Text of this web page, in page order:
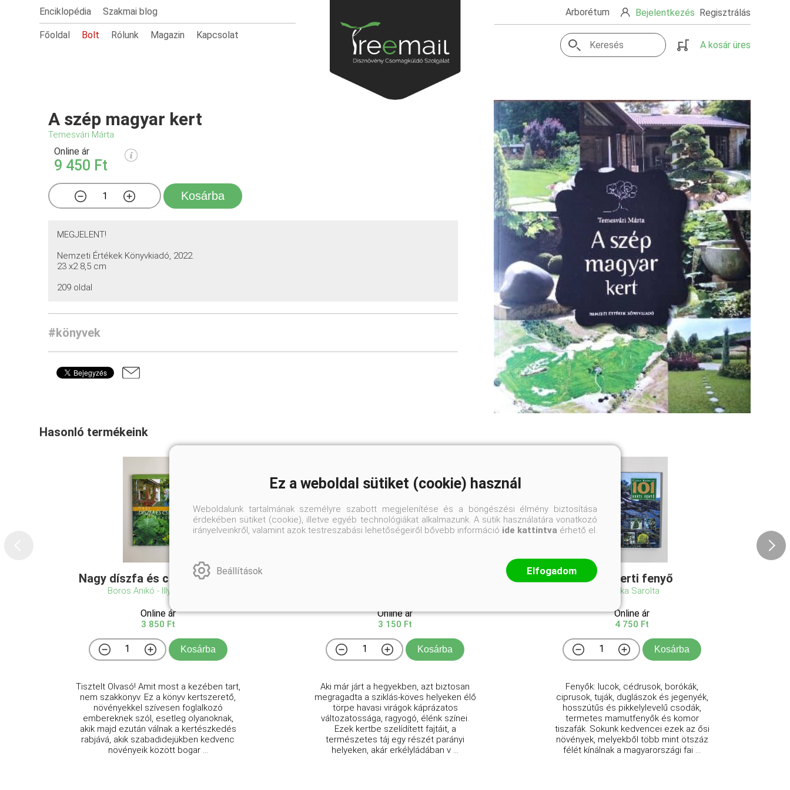
Enciklopédia Szakmai blog
Főoldal Bolt Rólunk Magazin Kapcsolat
Arborétum Bejelentkezés Regisztrálás
A kosár üres
A szép magyar kert
Temesvári Márta
Online ár
9 450 Ft
Kosárba
MEGJELENT!
Nemzeti Értékek Könyvkiadó, 2022.
23 x2 8,5 cm
209 oldal
#könyvek
Hasonló termékeink
Nagy díszfa és cserje lexikon
Boros Anikó - Illyés Csaba
Online ár
3 850 Ft
Kosárba
Tisztelt Olvasó! Amit most a kezében tart,
nem szakkönyv. Ez a könyv kertszerető,
növényekkel szívesen foglalkozó
embereknek szól, esetleg olyanoknak,
akik majd ezután válnak a kertészkedés
rabjává, akik szabadidejükben kedvenc
növényeik között bogar ...
Online ár
3 150 Ft
Kosárba
Aki már járt a hegyekben, azt biztosan
megragadta a sziklás-köves helyeken élő
törpe havasi virágok káprázatos
változatossága, ragyogó, élénk színei.
Ezek kertbe szelídített fajtáit, a
természetes táj egy részét parányi
helyeken, akár erkélyládában v ...
101 Kerti fenyő
Czáka Sarolta
Online ár
4 750 Ft
Kosárba
Fenyők: lucok, cédrusok, borókák,
ciprusok, tuják, duglászok és jegenyék,
hosszútűs és pikkelylevelű csodák,
termetes mamutfenyők és komor
tiszafák. Sokunk kedvencei ezek az ősi
növények, melyekből több mint ötszáz
félét kínálnak a magyarországi fai ...
Ez a weboldal sütiket (cookie) használ
Weboldalunk tartalmának személyre szabott megjelenítése és a böngészési élmény biztosítása
érdekében sütiket (cookie), illetve egyéb technológiákat alkalmazunk. A sütik használatára vonatkozó
irányelveinkről, valamint azok testreszabási lehetőségeiről bővebb információ ide kattintva érhető el.
Beállítások Elfogadom